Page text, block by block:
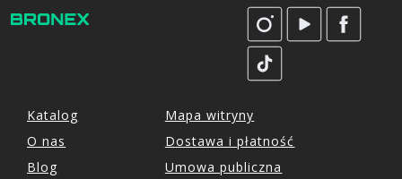
Katalog
O nas
Blog
Mapa witryny
Dostawa i płatność
Umowa publiczna